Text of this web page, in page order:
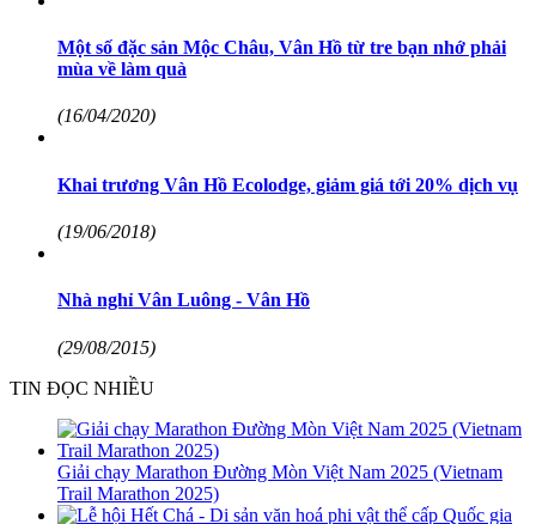
Một số đặc sản Mộc Châu, Vân Hồ từ tre bạn nhớ phải
mùa về làm quà
(16/04/2020)
Khai trương Vân Hồ Ecolodge, giảm giá tới 20% dịch vụ
(19/06/2018)
Nhà nghỉ Vân Luông - Vân Hồ
(29/08/2015)
TIN ĐỌC NHIỀU
Giải chạy Marathon Đường Mòn Việt Nam 2025 (Vietnam
Trail Marathon 2025)